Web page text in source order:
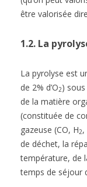
être valorisée
1.2. La
La pyrolyse est
de 2% d’O2)
de la matière
(constituée de
gazeuse (CO, H2,
de déchet, la
température, de
temps de séjour